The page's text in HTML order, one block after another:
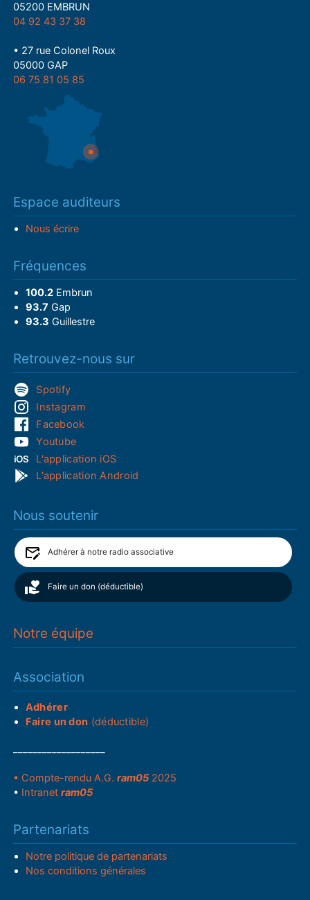
05200 EMBRUN
04 92 43 37 38
• 27 rue Colonel Roux
05000 GAP
06 75 81 05 85
Espace auditeurs
Nous écrire
Fréquences
100.2Embrun
93.7 Gap
93.3 Guillestre
Retrouvez-nous sur
Spotify
Instagram
Facebook
Youtube
L'application iOS
L'application Android
Nous soutenir
Adhérer à notre radio associative
Faire un don (déductible)
Notre équipe
Association
Adhérer
Faire un don (déductible)
• Compte-rendu A.G.ram05 2025
• Intranetram05
Partenariats
Notre politique de partenariats
Nos conditions générales